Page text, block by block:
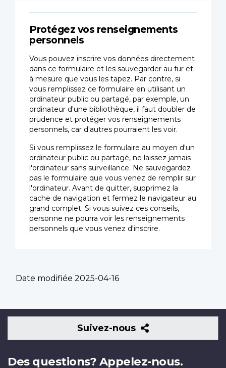
Protégez vos renseignements
personnels
Vous pouvez inscrire vos données directement
dans ce formulaire et les sauvegarder au fur et
à mesure que vous les tapez. Par contre, si
vous remplissez ce formulaire en utilisant un
ordinateur public ou partagé, par exemple, un
ordinateur d'une bibliothèque, il faut doubler de
prudence et protéger vos renseignements
personnels, car d'autres pourraient les voir.
Si vous remplissez le formulaire au moyen d'un
ordinateur public ou partagé, ne laissez jamais
l'ordinateur sans surveillance. Ne sauvegardez
pas le formulaire que vous venez de remplir sur
l'ordinateur. Avant de quitter, supprimez la
cache de navigation et fermez le navigateur au
grand complet. Si vous suivez ces conseils,
personne ne pourra voir les renseignements
personnels que vous venez d'inscrire.
Date modifiée 2025-04-16
Suivez-nous
Suivez-
nous
Des questions? Appelez-nous.